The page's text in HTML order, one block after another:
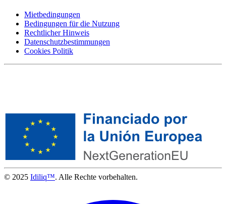
Mietbedingungen
Bedingungen für die Nutzung
Rechtlicher Hinweis
Datenschutzbestimmungen
Cookies Politik
© 2025 Idiliq™. Alle Rechte vorbehalten.